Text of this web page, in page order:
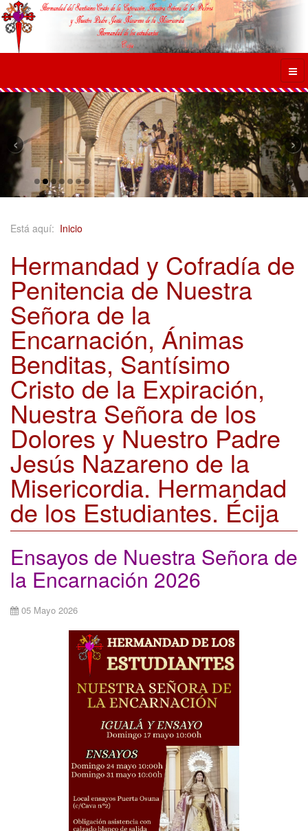
›
‹
Está aquí: Inicio
Hermandad y Cofradía de
Penitencia de Nuestra
Señora de la
Encarnación, Ánimas
Benditas, Santísimo
Cristo de la Expiración,
Nuestra Señora de los
Dolores y Nuestro Padre
Jesús Nazareno de la
Misericordia. Hermandad
de los Estudiantes. Écija
Ensayos de Nuestra Señora de
la Encarnación 2026
05 Mayo 2026